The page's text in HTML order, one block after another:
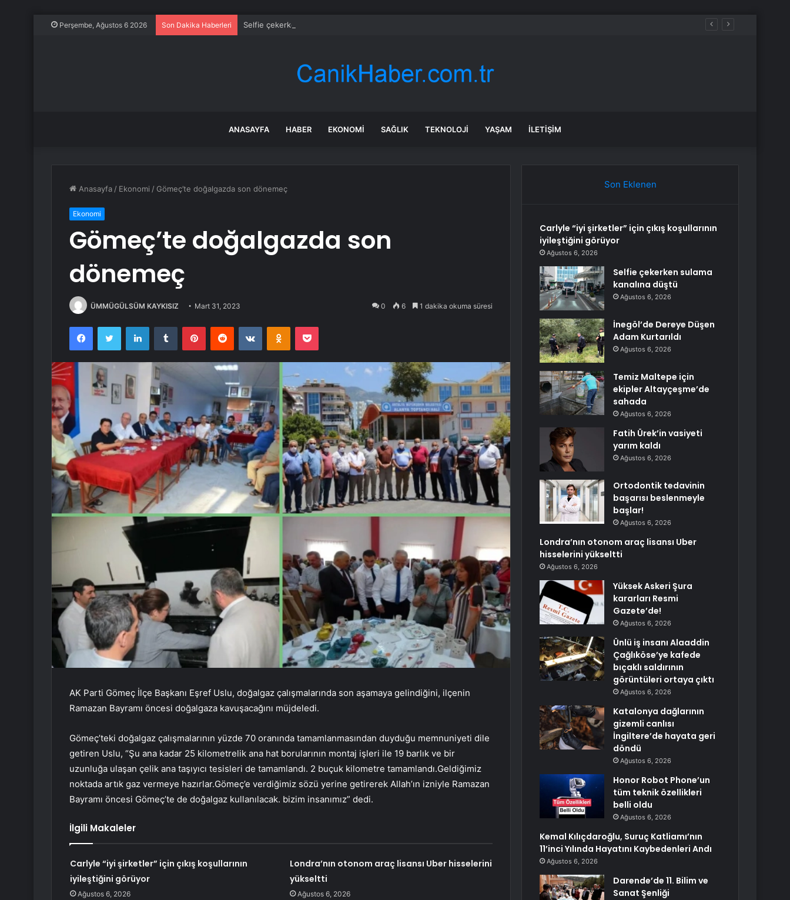
Perşembe, Ağustos 6 2026 Son Dakika Haberleri Selfie çekerken sulama kanalına düştü
ANASAYFA HABER EKONOMI SAĞLIK TEKNOLOJI YAŞAM İLETIŞIM
Anasayfa / Ekonomi / Gömeç’te doğalgazda son dönemeç
Ekonomi
Gömeç’te doğalgazda son
dönemeç
ÜMMÜGÜLSÜM KAYKISIZ Mart 31, 2023 0 6 1 dakika okuma süresi
FacebookTwitter LinkedInTumblr PinterestReddit VKontakteOdnoklassniki
Pocket
AK Parti Gömeç İlçe Başkanı Eşref Uslu, doğalgaz çalışmalarında son aşamaya gelindiğini, ilçenin
Ramazan Bayramı öncesi doğalgaza kavuşacağını müjdeledi.
Gömeç’teki doğalgaz çalışmalarının yüzde 70 oranında tamamlanmasından duyduğu memnuniyeti dile
getiren Uslu, “Şu ana kadar 25 kilometrelik ana hat borularının montaj işleri ile 19 barlık ve bir
uzunluğa ulaşan çelik ana taşıyıcı tesisleri de tamamlandı. 2 buçuk kilometre tamamlandı.Geldiğimiz
noktada artık gaz vermeye hazırlar.Gömeç’e verdiğimiz sözü yerine getirerek Allah’ın izniyle Ramazan
Bayramı öncesi Gömeç’te de doğalgaz kullanılacak. bizim insanımız” dedi.
İlgili Makaleler
Carlyle “iyi şirketler” için çıkış koşullarının
iyileştiğini görüyor
Ağustos 6, 2026
Londra’nın otonom araç lisansı Uber hisselerini
yükseltti
Ağustos 6, 2026
Son Eklenen
Carlyle “iyi şirketler” için çıkış koşullarının
iyileştiğini görüyor
Ağustos 6, 2026
Selfie çekerken sulama
kanalına düştü
Ağustos 6, 2026
İnegöl’de Dereye Düşen
Adam Kurtarıldı
Ağustos 6, 2026
Temiz Maltepe için
ekipler Altayçeşme’de
sahada
Ağustos 6, 2026
Fatih Ürek’in vasiyeti
yarım kaldı
Ağustos 6, 2026
Ortodontik tedavinin
başarısı beslenmeyle
başlar!
Ağustos 6, 2026
Londra’nın otonom araç lisansı Uber
hisselerini yükseltti
Ağustos 6, 2026
Yüksek Askeri Şura
kararları Resmi
Gazete’de!
Ağustos 6, 2026
Ünlü iş insanı Alaaddin
Çağlıköse’ye kafede
bıçaklı saldırının
görüntüleri ortaya çıktı
Ağustos 6, 2026
Katalonya dağlarının
gizemli canlısı
İngiltere’de hayata geri
döndü
Ağustos 6, 2026
Honor Robot Phone’un
tüm teknik özellikleri
belli oldu
Ağustos 6, 2026
Kemal Kılıçdaroğlu, Suruç Katliamı’nın
11’inci Yılında Hayatını Kaybedenleri Andı
Ağustos 6, 2026
Darende’de 11. Bilim ve
Sanat Şenliği